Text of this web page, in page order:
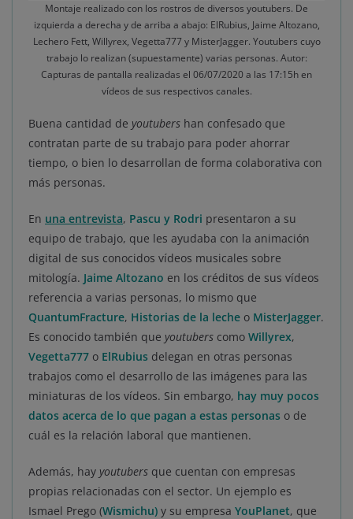
Montaje realizado con los rostros de diversos youtubers. De
izquierda a derecha y de arriba a abajo: ElRubius, Jaime Altozano,
Lechero Fett, Willyrex, Vegetta777 y MisterJagger. Youtubers cuyo
trabajo lo realizan (supuestamente) varias personas. Autor:
Capturas de pantalla realizadas el 06/07/2020 a las 17:15h en
vídeos de sus respectivos canales.
Buena cantidad de youtubers han confesado que
contratan parte de su trabajo para poder ahorrar
tiempo, o bien lo desarrollan de forma colaborativa con
más personas.
En una entrevista, Pascu y Rodri presentaron a su
equipo de trabajo, que les ayudaba con la animación
digital de sus conocidos vídeos musicales sobre
mitología. Jaime Altozano en los créditos de sus vídeos
referencia a varias personas, lo mismo que
QuantumFracture, Historias de la leche o MisterJagger.
Es conocido también que youtubers como Willyrex,
Vegetta777 o ElRubius delegan en otras personas
trabajos como el desarrollo de las imágenes para las
miniaturas de los vídeos. Sin embargo, hay muy pocos
datos acerca de lo que pagan a estas personas o de
cuál es la relación laboral que mantienen.
Además, hay youtubers que cuentan con empresas
propias relacionadas con el sector. Un ejemplo es
Ismael Prego (Wismichu) y su empresa YouPlanet, que